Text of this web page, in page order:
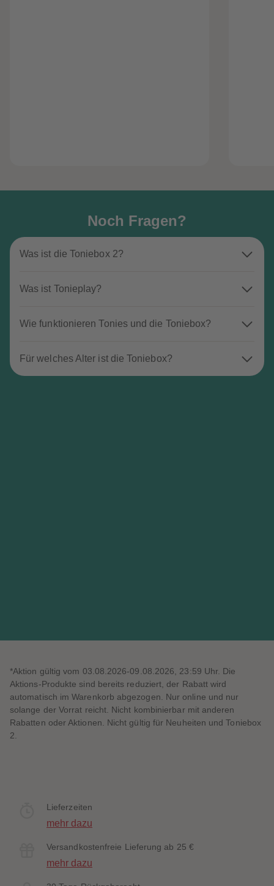
Noch Fragen?
Was ist die Toniebox 2?
Was ist Tonieplay?
Wie funktionieren Tonies und die Toniebox?
Für welches Alter ist die Toniebox?
*Aktion gültig vom 03.08.2026-09.08.2026, 23:59 Uhr. Die
Aktions-Produkte sind bereits reduziert, der Rabatt wird
automatisch im Warenkorb abgezogen. Nur online und nur
solange der Vorrat reicht. Nicht kombinierbar mit anderen
Rabatten oder Aktionen. Nicht gültig für Neuheiten und Toniebox
2.
Lieferzeiten
mehr dazu
Versandkostenfreie Lieferung ab 25 €
mehr dazu